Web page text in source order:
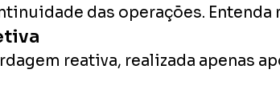
das operações. Entenda
reativa, realizada apenas